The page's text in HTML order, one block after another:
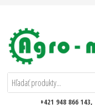
AgromarketOnline
+421 948 866 143,